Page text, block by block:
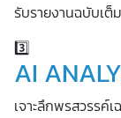
รับรายงานฉบับเต็
3️⃣
AI
เจาะลึกพรสวรรค์